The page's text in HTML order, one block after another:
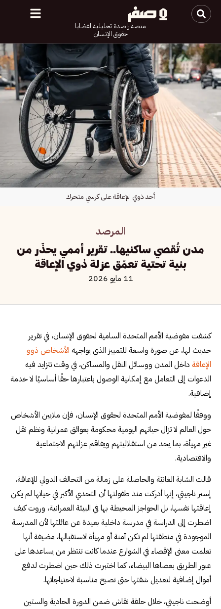
منصة راصدة تحليلية لقضايا
حقوق الإنسان
المرصد
مدن تُقصي ساكنيها.. تقرير أممي يحذّر من
بنية تحتية تعمّق عزلة ذوي الإعاقة
11 مايو 2026
أحد ذوي الإعاقة على كرسي متحرك
كشفت مفوضية الأمم المتحدة السامية لحقوق الإنسان، في تقرير
حديث لها، عن صورة واسعة للتمييز الذي يواجهه الأشخاص ذوو
الإعاقة داخل المدن ووسائل النقل والمساكن، في وقت تتزايد فيه
الدعوات إلى التعامل مع إمكانية الوصول باعتبارها حقًا أساسيًا لا خدمة
إضافية.
ووفقًا لمفوضية الأمم المتحدة لحقوق الإنسان، فإن ملايين الأشخاص
حول العالم لا تزال حياتهم اليومية محكومة بعوائق عمرانية ونظم نقل
غير مهيأة، بما يحد من استقلاليتهم ويفاقم عزلتهم الاجتماعية
والاقتصادية.
قالت الشابة الغانيّة والحاصلة على زمالة من التحالف الدولي للإعاقة،
إستر ناجيتي، إنها أدركت منذ طفولتها أن التحدي الأكبر في حياتها لم يكن
إعاقتها نفسها، بل الحواجز المحيطة بها في البيئة العمرانية، وروت كيف
اضطرت إلى الدراسة في مدرسة داخلية بعيدة عن عائلتها لأن المدرسة
الموجودة في منطقتها لم تكن آمنة أو مهيأة لاستقبالها، مضيفة أنها
تعلمت معنى الإقصاء في الشوارع عندما كانت تنتظر من يساعدها على
عبور الطريق بعصاها البيضاء، كما اختبرت ذلك حين اضطرت لدفع
أموال إضافية لتعديل شقتها حتى تصبح مناسبة لاحتياجاتها.
أوضحت ناجيتي، خلال حلقة نقاش ضمن الدورة الحادية والستين